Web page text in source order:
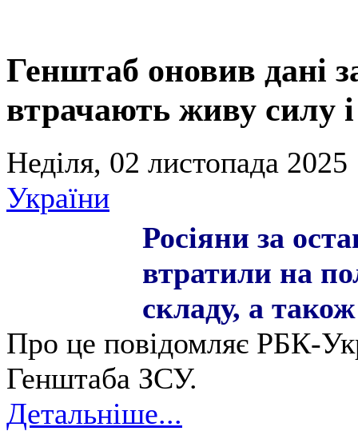
Генштаб оновив дані
втрачають живу силу
Неділя, 02 листопада
України
Росіяни за
втратили на
складу, а
Про це повідомляє РБК-
Генштаба ЗСУ.
Детальніше...